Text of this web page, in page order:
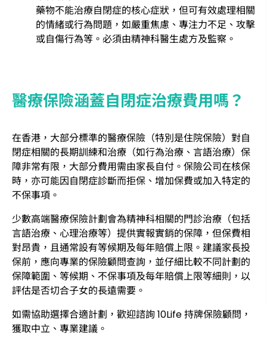
藥物不能治療自閉症的核心症狀，但可有效處理相關
的情緒或行為問題，如嚴重焦慮、專注力不足、攻擊
或自傷行為等。必須由精神科醫生處方及監察。
醫療保險涵蓋自閉症治療費用嗎？
在香港，大部分標準的醫療保險（特別是住院保險）對自
閉症相關的長期訓練和治療（如行為治療、言語治療）保
障非常有限，大部分費用需由家長自付。保險公司在核保
時，亦可能因自閉症診斷而拒保、增加保費或加入特定的
不保事項。
少數高端醫療保險計劃會為精神科相關的門診治療（包括
言語治療、心理治療等）提供實報實銷的保障，但保費相
對昂貴，且通常設有等候期及每年賠償上限。建議家長投
保前，應向專業的保險顧問查詢，並仔細比較不同計劃的
保障範圍、等候期、不保事項及每年賠償上限等細則，以
評估是否切合子女的長遠需要。
如需協助選擇合適計劃，歡迎諮詢 10Life 持牌保險顧問，
獲取中立、專業建議。